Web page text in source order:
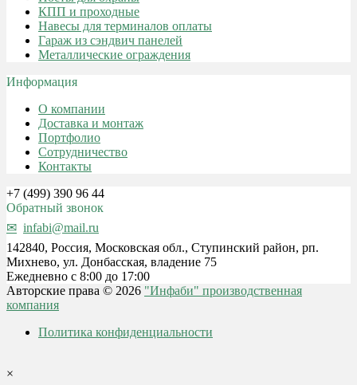
КПП и проходные
Навесы для терминалов оплаты
Гараж из сэндвич панелей
Металлические ограждения
Информация
О компании
Доставка и монтаж
Портфолио
Сотрудничество
Контакты
+7 (499) 390 96 44
Обратный звонок
infabi@mail.ru
142840, Россия, Московская обл., Ступинский район, рп.
Михнево, ул. Донбасская, владение 75
Ежедневно с 8:00 до 17:00
Авторские права © 2026 "Инфаби" производственная
компания
Политика конфиденциальности
×